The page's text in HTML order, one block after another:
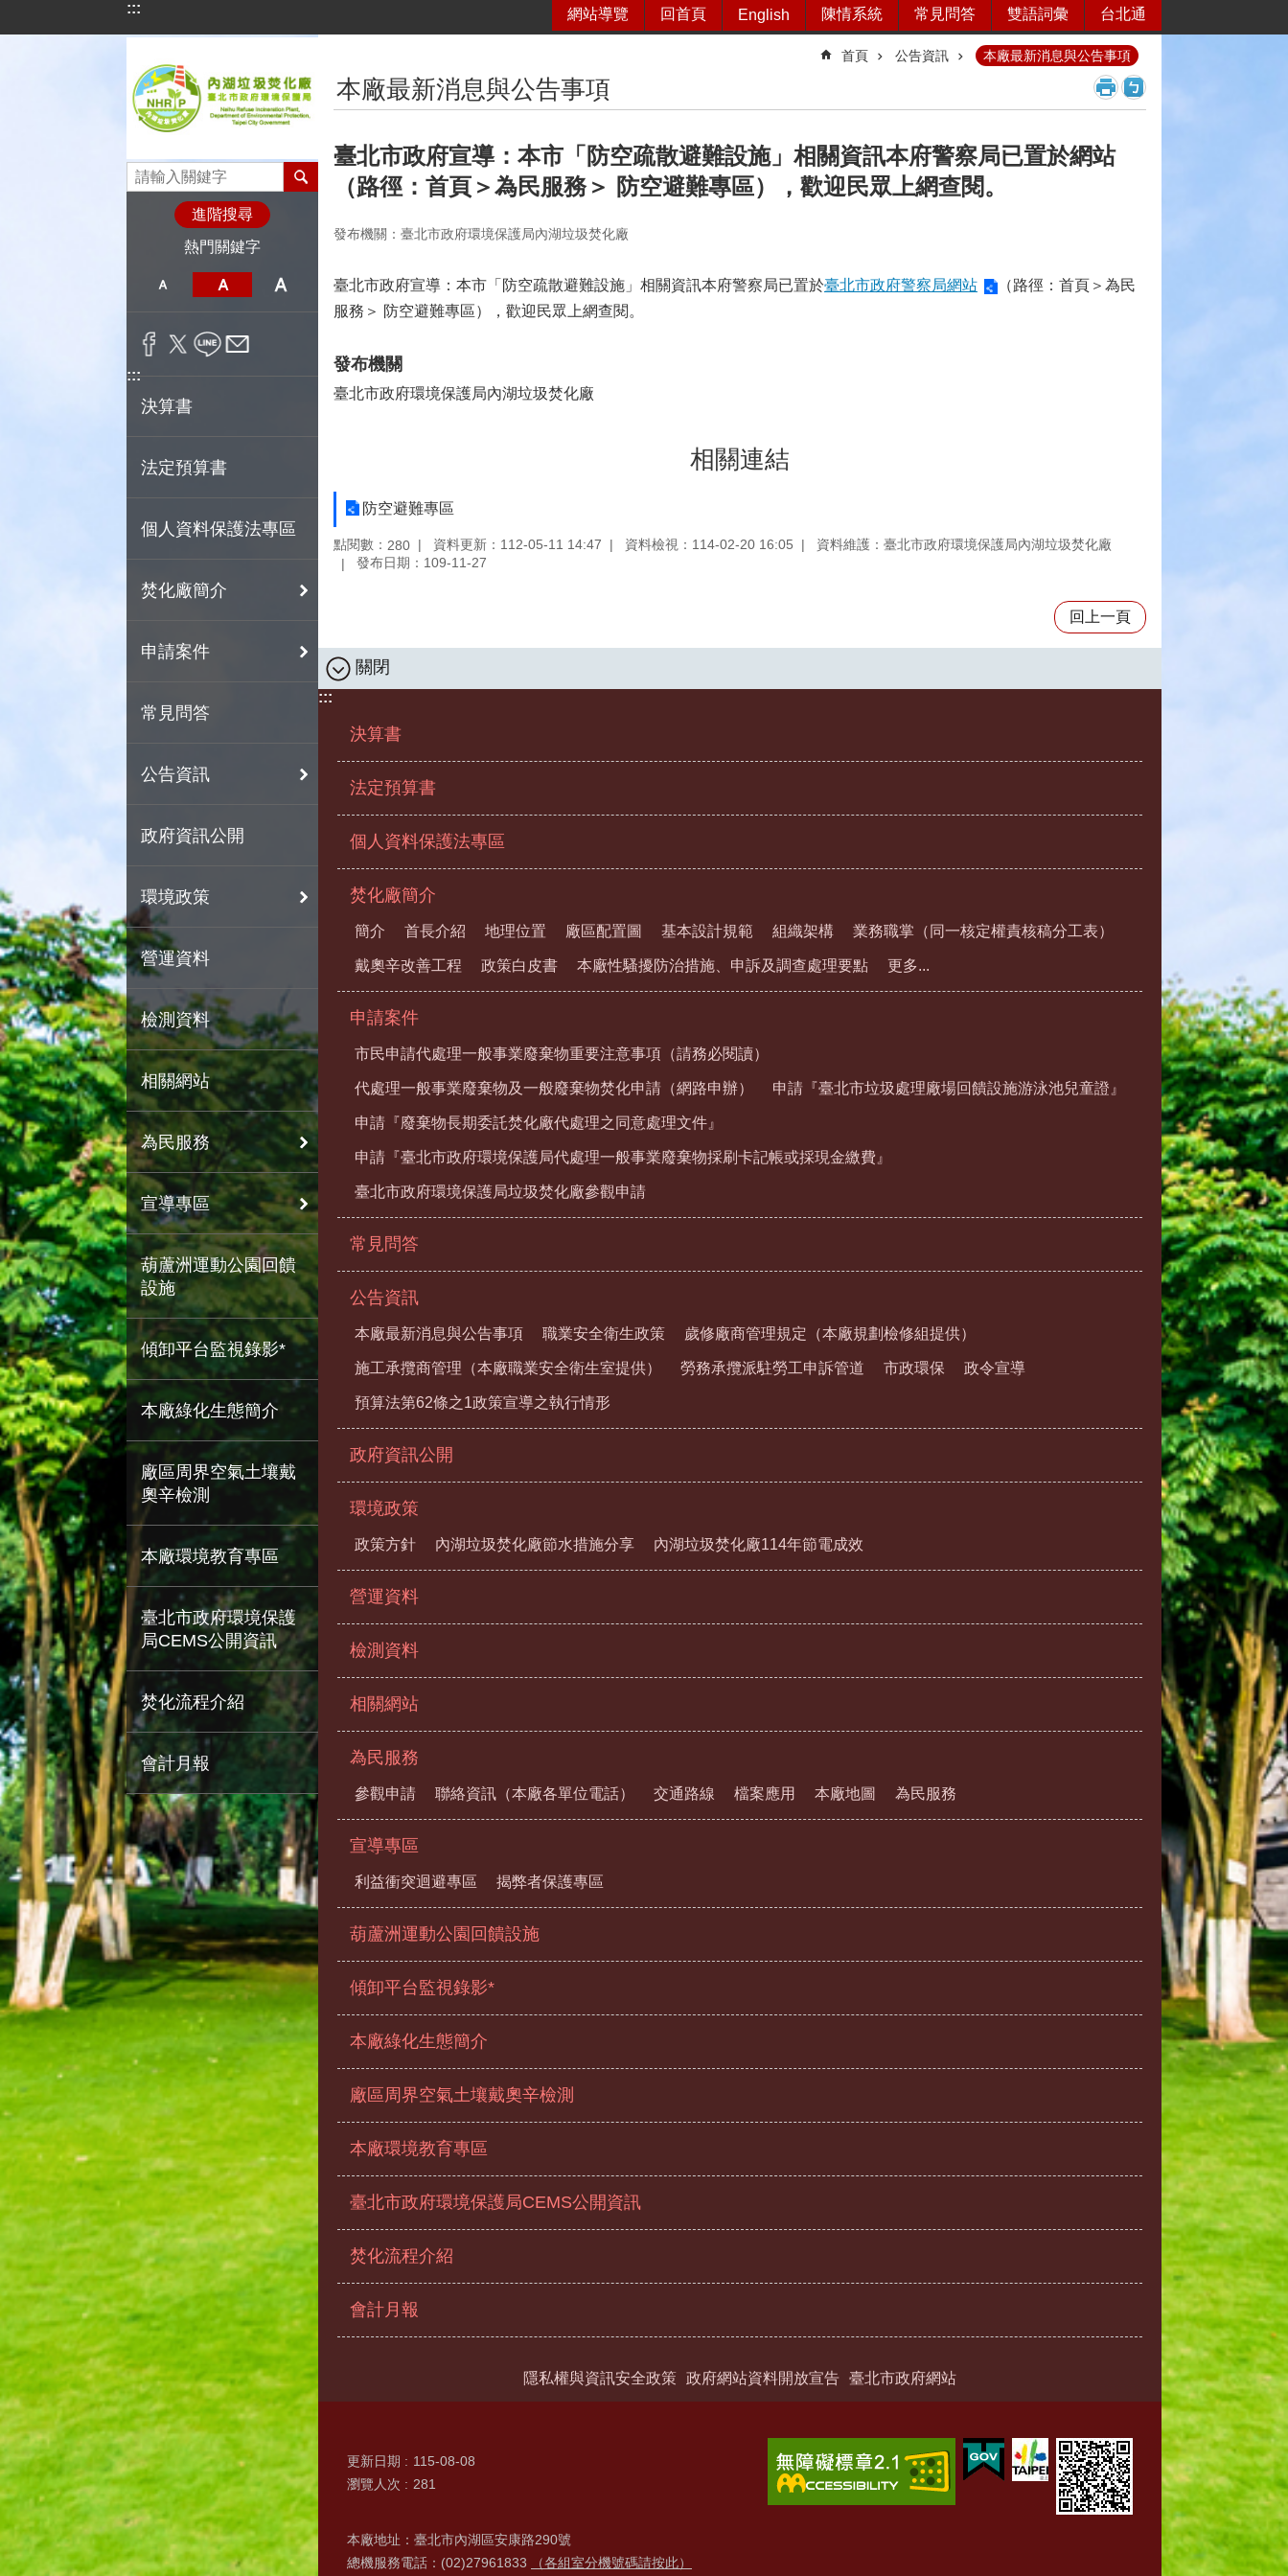
跳到主要內容區塊
::: 網站導覽 回首頁 English 陳情系統 常見問答 雙語詞彙 台北通
進階搜尋
熱門關鍵字
:::
決算書
法定預算書
個人資料保護法專區
焚化廠簡介
申請案件
常見問答
公告資訊
政府資訊公開
環境政策
營運資料
檢測資料
相關網站
為民服務
宣導專區
葫蘆洲運動公園回饋
設施
傾卸平台監視錄影*
本廠綠化生態簡介
廠區周界空氣土壤戴
奧辛檢測
本廠環境教育專區
臺北市政府環境保護
局CEMS公開資訊
焚化流程介紹
會計月報
首頁 公告資訊 本廠最新消息與公告事項
本廠最新消息與公告事項
臺北市政府宣導：本市「防空疏散避難設施」相關資訊本府警察局已置於網站
（路徑：首頁＞為民服務＞ 防空避難專區），歡迎民眾上網查閱。
發布機關：臺北市政府環境保護局內湖垃圾焚化廠
臺北市政府宣導：本市「防空疏散避難設施」相關資訊本府警察局已置於臺北市政府警察局網站
（路徑：首頁＞為民
服務＞ 防空避難專區），歡迎民眾上網查閱。
發布機關
臺北市政府環境保護局內湖垃圾焚化廠
相關連結
防空避難專區
點閱數： 280 資料更新：112-05-11 14:47 資料檢視：114-02-20 16:05
資料維護：臺北市政府環境保護局內湖垃圾焚化廠
發布日期：109-11-27
回上一頁
關閉
:::
決算書
法定預算書
個人資料保護法專區
焚化廠簡介
簡介 首長介紹 地理位置 廠區配置圖 基本設計規範 組織架構 業務職掌（同一核定權責核稿分工表）
戴奧辛改善工程 政策白皮書 本廠性騷擾防治措施、申訴及調查處理要點 更多...
申請案件
市民申請代處理一般事業廢棄物重要注意事項（請務必閱讀）
代處理一般事業廢棄物及一般廢棄物焚化申請（網路申辦） 申請『臺北市垃圾處理廠場回饋設施游泳池兒童證』
申請『廢棄物長期委託焚化廠代處理之同意處理文件』
申請『臺北市政府環境保護局代處理一般事業廢棄物採刷卡記帳或採現金繳費』
臺北市政府環境保護局垃圾焚化廠參觀申請
常見問答
公告資訊
本廠最新消息與公告事項 職業安全衛生政策 歲修廠商管理規定（本廠規劃檢修組提供）
施工承攬商管理（本廠職業安全衛生室提供） 勞務承攬派駐勞工申訴管道 市政環保 政令宣導
預算法第62條之1政策宣導之執行情形
政府資訊公開
環境政策
政策方針 內湖垃圾焚化廠節水措施分享 內湖垃圾焚化廠114年節電成效
營運資料
檢測資料
相關網站
為民服務
參觀申請 聯絡資訊（本廠各單位電話） 交通路線 檔案應用 本廠地圖 為民服務
宣導專區
利益衝突迴避專區 揭弊者保護專區
葫蘆洲運動公園回饋設施
傾卸平台監視錄影*
本廠綠化生態簡介
廠區周界空氣土壤戴奧辛檢測
本廠環境教育專區
臺北市政府環境保護局CEMS公開資訊
焚化流程介紹
會計月報
隱私權與資訊安全政策 政府網站資料開放宣告 臺北市政府網站
更新日期
115-08-08
瀏覽人次
281
本廠地址：臺北市內湖區安康路290號
總機服務電話：(02)27961833
（各組室分機號碼請按此）